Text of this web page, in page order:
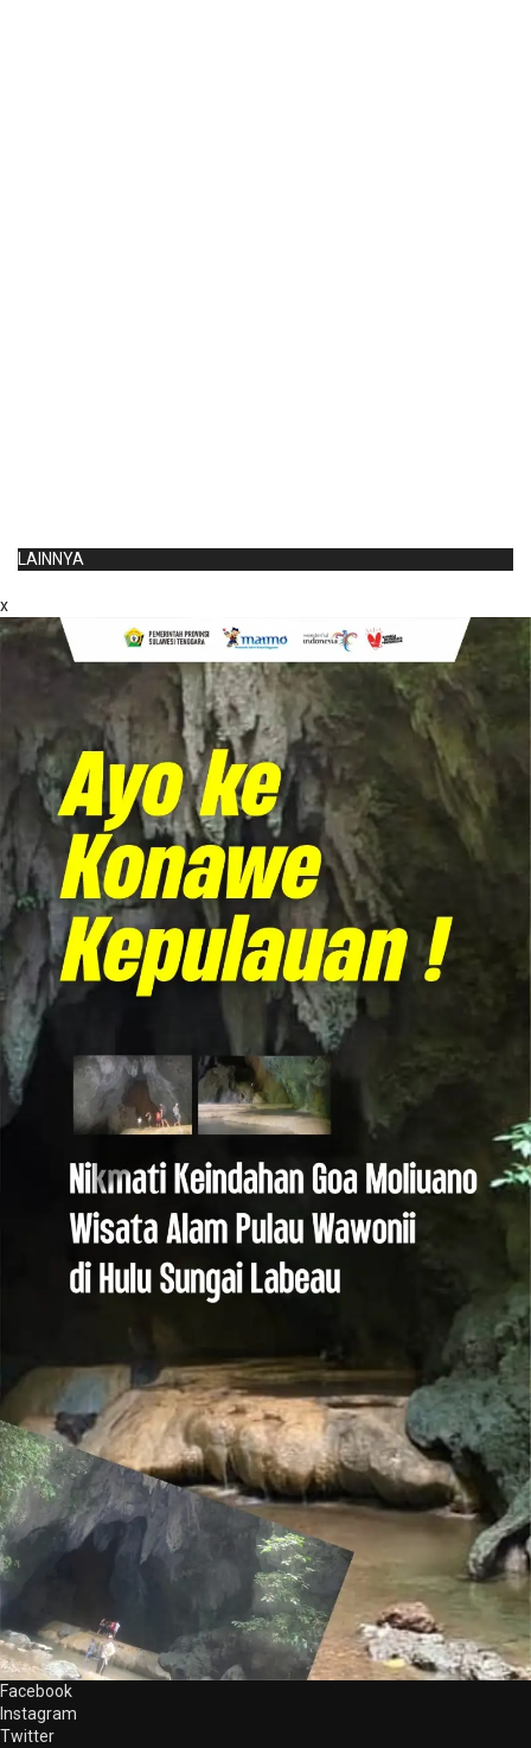
LAINNYA
x
Facebook
Instagram
Twitter